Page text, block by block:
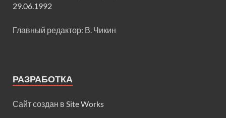
29.06.1992
Главный редактор: В. Чикин
РАЗРАБОТКА
Сайт создан в Site Works